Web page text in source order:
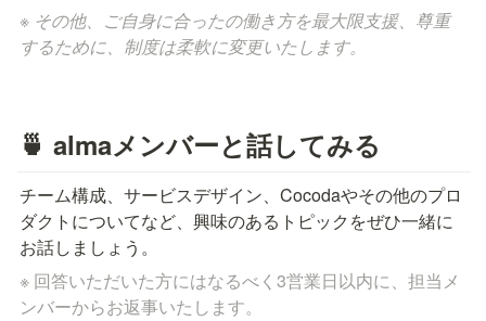
※ その他、ご自身に合ったの働き方を最大限支援、尊重
するために、制度は柔軟に変更いたします。
🍵 almaメンバーと話してみる
チーム構成、サービスデザイン、Cocodaやその他のプロ
ダクトについてなど、興味のあるトピックをぜひ一緒に
お話しましょう。
※ 回答いただいた方にはなるべく3営業日以内に、担当メ
ンバーからお返事いたします。